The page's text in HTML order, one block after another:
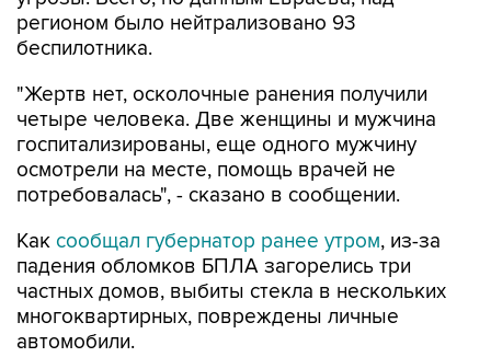
регионом было нейтрализовано 93
беспилотника.
"Жертв нет, осколочные ранения получили
четыре человека. Две женщины и мужчина
госпитализированы, еще одного мужчину
осмотрели на месте, помощь врачей не
потребовалась", - сказано в сообщении.
Как сообщал губернатор ранее утром, из-за
падения обломков БПЛА загорелись три
частных домов, выбиты стекла в нескольких
многоквартирных, повреждены личные
автомобили.